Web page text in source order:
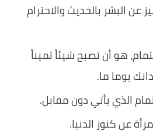
عن البشر بالحديث والاحترام
هو أن تصبح شيئاً ثميناً
يوما ما.
الذي يأتي دون مقابل.
عن كنوز الدنيا.